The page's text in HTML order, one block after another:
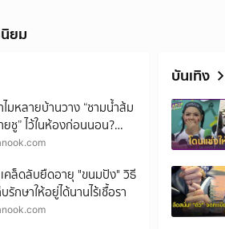
ยม
ไมหลายบ้านวาง “ชามน้ำส้ม
ยชู” ไว้ในห้องก่อนนอน?
ล็ดลับราคาประหยัด ตื่นมา
คล็ดลับยืดอายุ "ขนมปัง" วิธี
บรักษาให้อยู่ได้นานไร้เชื้อรา
บันเทิง